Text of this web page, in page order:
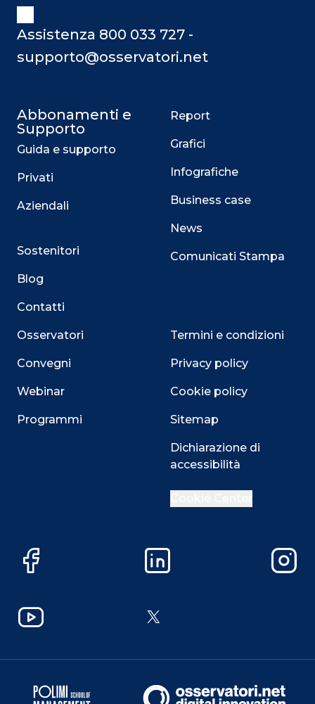
Assistenza 800 033 727 -
supporto@osservatori.net
Abbonamenti e
Supporto
Guida e supporto
Privati
Aziendali
Sostenitori
Blog
Contatti
Osservatori
Convegni
Webinar
Programmi
Report
Grafici
Infografiche
Business case
News
Comunicati Stampa
Termini e condizioni
Privacy policy
Cookie policy
Sitemap
Dichiarazione di
accessibilità
Facebook LinkedIn
YouTube X